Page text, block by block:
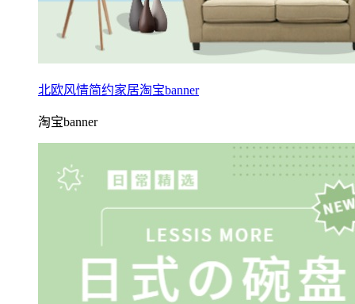
北欧风情简约家居淘宝banner
淘宝banner